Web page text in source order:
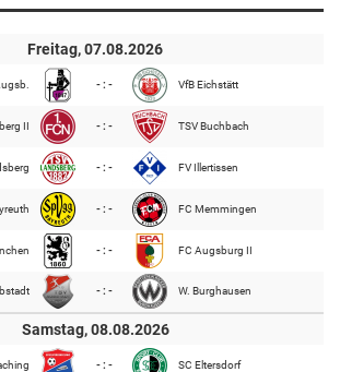
Freitag, 07.08.2026
- : - VfB Eichstätt
II - : - TSV Buchbach
- : - FV Illertissen
- : - FC Memmingen
- : - FC Augsburg II
- : - W. Burghausen
Samstag, 08.08.2026
- : - SC Eltersdorf